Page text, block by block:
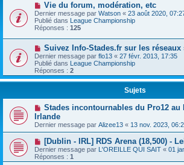
Vie du forum, modération, etc
Dernier message par Watson « 23 août 2020,
Publié dans League Championship
Réponses : 125
Suivez Info-Stades.fr sur les réseaux
Dernier message par flo13 « 27 févr. 2013, 17:35
Publié dans League Championship
Réponses : 2
Sujets
Stades incontournables du Pro12 au
Irlande
Dernier message par Alizee13 « 13 nov. 2023,
[Dublin - IRL] RDS Arena (18,500) -
Dernier message par L'OREILLE QUI SAIT « 01
Réponses : 1